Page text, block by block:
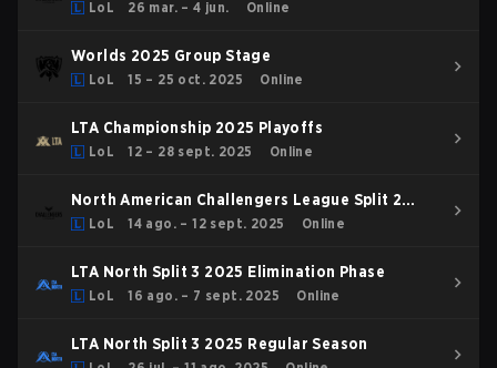
American Challengers League Spring 2026
LoL 26 mar. – 4 jun. Online
Worlds 2025 Group Stage
LoL 15 – 25 oct. 2025 Online
LTA Championship 2025 Playoffs
LoL 12 – 28 sept. 2025 Online
North American Challengers League Split 2
2025 Playoffs
LoL 14 ago. – 12 sept. 2025 Online
LTA North Split 3 2025 Elimination Phase
LoL 16 ago. – 7 sept. 2025 Online
LTA North Split 3 2025 Regular Season